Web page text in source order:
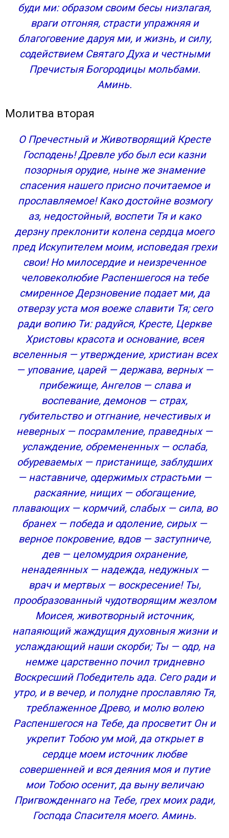
буди ми: образом своим бесы низлагая,
враги отгоняя, страсти упражняя и
благоговение даруя ми, и жизнь, и силу,
содействием Святаго Духа и честными
Пречистыя Богородицы мольбами.
Аминь.
Молитва вторая
О Пречестный и Животворящий Кресте
Господень! Древле убо был еси казни
позорныя орудие, ныне же знамение
спасения нашего присно почитаемое и
прославляемое! Како достойне возмогу
аз, недостойный, воспети Тя и како
дерзну преклонити колена сердца моего
пред Искупителем моим, исповедая грехи
свои! Но милосердие и неизреченное
человеколюбие Распеншегося на тебе
смиренное Дерзновение подает ми, да
отверзу уста моя воеже славити Тя; сего
ради вопию Ти: радуйся, Кресте, Церкве
Христовы красота и основание, всея
вселенныя — утверждение, христиан всех
— упование, царей — держава, верных —
прибежище, Ангелов — слава и
воспевание, демонов — страх,
губительство и отгнание, нечестивых и
неверных — посрамление, праведных —
услаждение, обремененных — ослаба,
обуреваемых — пристанище, заблудших
— наставниче, одержимых страстьми —
раскаяние, нищих — обогащение,
плавающих — кормчий, слабых — сила, во
бранех — победа и одоление, сирых —
верное покровение, вдов — заступниче,
дев — целомудрия охранение,
ненадеянных — надежда, недужных —
врач и мертвых — воскресение! Ты,
прообразованный чудотворящим жезлом
Моисея, животворный источник,
напаяющий жаждущия духовныя жизни и
услаждающий наши скорби; Ты — одр, на
немже царственно почил тридневно
Воскресший Победитель ада. Сего ради и
утро, и в вечер, и полудне прославляю Тя,
треблаженное Древо, и молю волею
Распеншегося на Тебе, да просветит Он и
укрепит Тобою ум мой, да открыет в
сердце моем источник любве
совершенней и вся деяния моя и путие
мои Тобою осенит, да выну величаю
Пригвожденнаго на Тебе, грех моих ради,
Господа Спасителя моего. Аминь.